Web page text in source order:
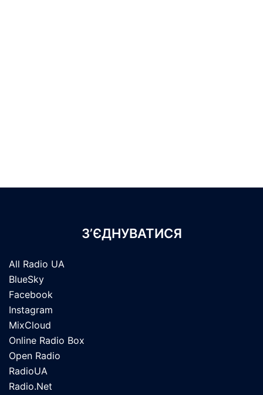
З’ЄДНУВАТИСЯ
All Radio UA
BlueSky
Facebook
Instagram
MixCloud
Online Radio Box
Open Radio
RadioUA
Radio.Net